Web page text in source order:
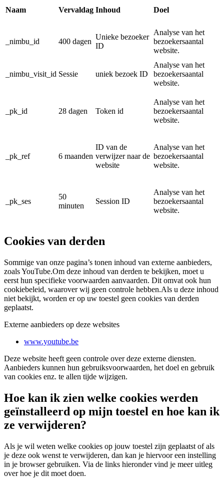
Naam Vervaldag Inhoud Doel
_nimbu_id 400 dagen
Unieke bezoeker
ID
Analyse van het
bezoekersaantal
website.
_nimbu_visit_id Sessie uniek bezoek ID
Analyse van het
bezoekersaantal
website.
_pk_id 28 dagen Token id
Analyse van het
bezoekersaantal
website.
_pk_ref 6 maanden
ID van de
verwijzer naar de
website
Analyse van het
bezoekersaantal
website.
_pk_ses
50
minuten
Session ID
Analyse van het
bezoekersaantal
website.
Cookies van derden
Sommige van onze pagina’s tonen inhoud van externe aanbieders,
zoals YouTube.Om deze inhoud van derden te bekijken, moet u
eerst hun specifieke voorwaarden aanvaarden. Dit omvat ook hun
cookiebeleid, waarover wij geen controle hebben.Als u deze inhoud
niet bekijkt, worden er op uw toestel geen cookies van derden
geplaatst.
Externe aanbieders op deze websites
www.youtube.be
Deze website heeft geen controle over deze externe diensten.
Aanbieders kunnen hun gebruiksvoorwaarden, het doel en gebruik
van cookies enz. te allen tijde wijzigen.
Hoe kan ik zien welke cookies werden
geïnstalleerd op mijn toestel en hoe kan ik
ze verwijderen?
Als je wil weten welke cookies op jouw toestel zijn geplaatst of als
je deze ook wenst te verwijderen, dan kan je hiervoor een instelling
in je browser gebruiken. Via de links hieronder vind je meer uitleg
over hoe je dit moet doen.